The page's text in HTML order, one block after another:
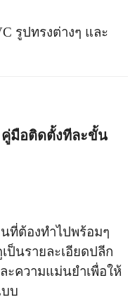
รูปทรงต่างๆ และ
คู่มือติดตั้งทีละขั้น
ที่ต้องทำไปพร้อมๆ
ป็นรายละเอียดปลีก
ะความแม่นยำเพื่อให้
บ